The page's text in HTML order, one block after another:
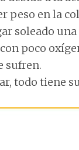
peso en la
soleado
poco
sufren.
todo tiene